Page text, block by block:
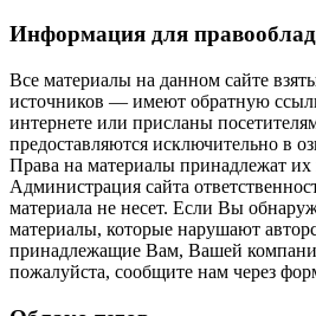
Информация для
Все материалы на данном сайте
источников — имеют обратную
интернете или присланы
предоставляются исключительно в
Права на материалы принадлежат их
Администрация сайта
материала не несет. Если Вы
материалы, которые нарушают
принадлежащие Вам, Вашей
пожалуйста, сообщите нам через